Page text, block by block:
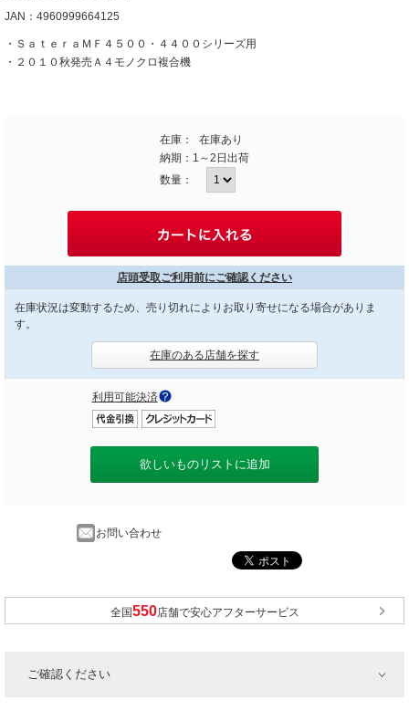
JAN：4960999664125
・ＳａｔｅｒａＭＦ４５００・４４００シリーズ用
・２０１０秋発売Ａ４モノクロ複合機
在庫：
在庫あり
納期： 1～2日出荷
数量：
店頭受取ご利用前にご確認ください
在庫状況は変動するため、売り切れによりお取り寄せになる場合がありま
す。
在庫のある店舗を探す
利用可能決済
欲しいものリストに追加
お問い合わせ
全国 店舗で安心アフターサービス
ご確認ください